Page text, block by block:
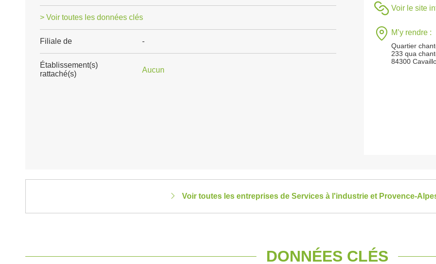
> Voir toutes les données clés
Filiale de -
Établissement(s)
rattaché(s)
Aucun
Voir le site
M’y rendre :
Quartier
233 qua
84300
Voir toutes les entreprises de Services à l'industrie et Provence-
DONNÉES CLÉS